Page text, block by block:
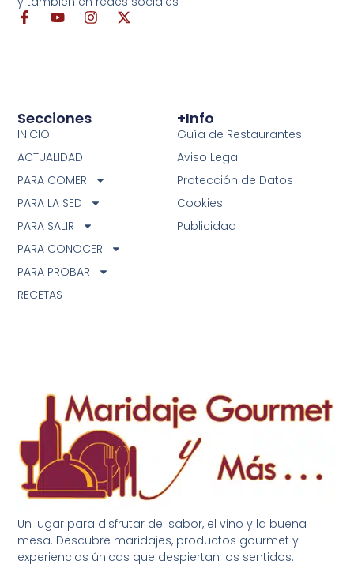
Un lugar para disfrutar del sabor, el vino y la buena
mesa. Descubre maridajes, productos gourmet y
experiencias únicas que despiertan los sentidos.
+info
Guía de Restaurantes
Aviso Legal
Protección de Datos
Cookies
Publicidad
Secciones
INICIO
ACTUALIDAD
PARA COMER
PARA LA SED
PARA SALIR
PARA CONOCER
PARA PROBAR
RECETAS